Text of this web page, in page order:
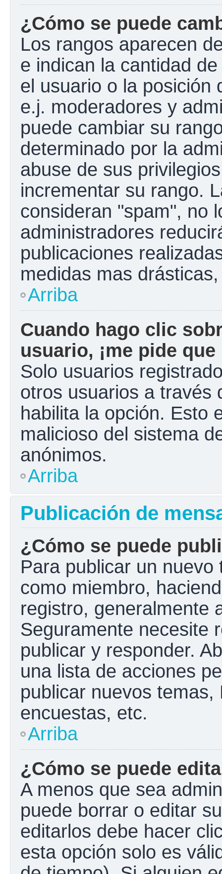
¿Cómo se puede
Los rangos aparecen
e indican la cantidad
el usuario o la posición
e.j. moderadores y
puede cambiar su
determinado por la
abuse de sus
incrementar su rango.
consideran "spam", no
administradores
publicaciones
medidas mas
Arriba
Cuando hago clic
usuario, ¡me pide
Solo usuarios
otros usuarios a través
habilita la opción. Esto
malicioso del sistema
anónimos.
Arriba
Publicación de
¿Cómo se puede
Para publicar un
como miembro,
registro, generalmente
Seguramente necesite
publicar y responder.
una lista de acciones
publicar nuevos
encuestas, etc.
Arriba
¿Cómo se puede
A menos que sea
puede borrar o editar
editarlos debe hacer
esta opción solo es